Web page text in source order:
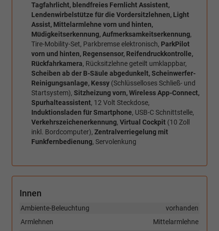
Tagfahrlicht, blendfreies Fernlicht Assistent,
Lendenwirbelstütze für die Vordersitzlehnen, Light
Assist, Mittelarmlehne vorn und hinten,
Müdigkeitserkennung, Aufmerksamkeitserkennung,
Tire-Mobility-Set, Parkbremse elektronisch, ParkPilot
vorn und hinten, Regensensor, Reifendruckkontrolle,
Rückfahrkamera, Rücksitzlehne geteilt umklappbar,
Scheiben ab der B-Säule abgedunkelt, Scheinwerfer-
Reinigungsanlage, Kessy (Schlüsselloses Schließ- und
Startsystem), Sitzheizung vorn, Wireless App-Connect,
Spurhalteassistent, 12 Volt Steckdose,
Induktionsladen für Smartphone, USB-C Schnittstelle,
Verkehrszeichenerkennung, Virtual Cockpit (10 Zoll
inkl. Bordcomputer), Zentralverriegelung mit
Funkfernbedienung, Servolenkung
Innen
vorhanden
Ambiente-Beleuchtung
Mittelarmlehne
Armlehnen